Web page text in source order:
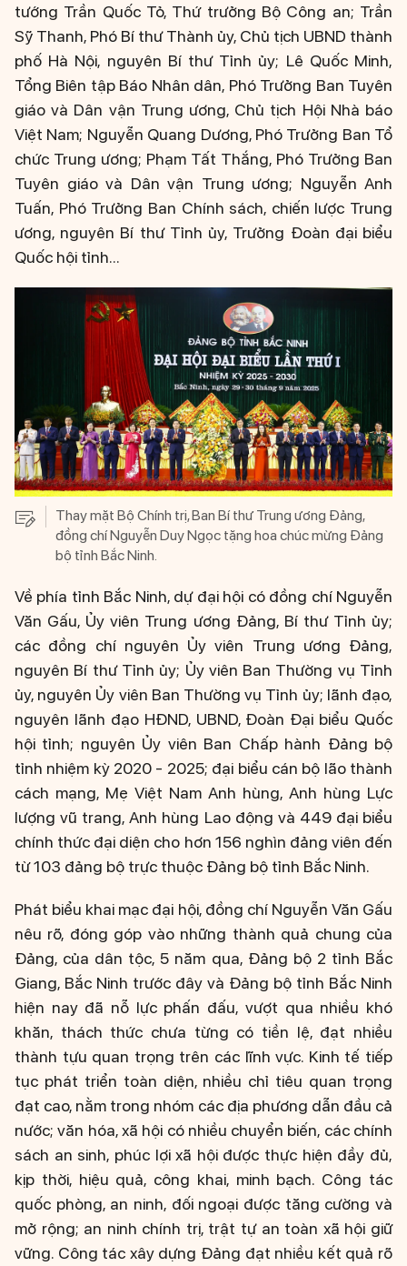
tướng Trần Quốc Tỏ, Thứ trưởng Bộ Công an; Trần
Sỹ Thanh, Phó Bí thư Thành ủy, Chủ tịch UBND thành
phố Hà Nội, nguyên Bí thư Tỉnh ủy; Lê Quốc Minh,
Tổng Biên tập Báo Nhân dân, Phó Trưởng Ban Tuyên
giáo và Dân vận Trung ương, Chủ tịch Hội Nhà báo
Việt Nam; Nguyễn Quang Dương, Phó Trưởng Ban Tổ
chức Trung ương; Phạm Tất Thắng, Phó Trưởng Ban
Tuyên giáo và Dân vận Trung ương; Nguyễn Anh
Tuấn, Phó Trưởng Ban Chính sách, chiến lược Trung
ương, nguyên Bí thư Tỉnh ủy, Trưởng Đoàn đại biểu
Quốc hội tỉnh...
Thay mặt Bộ Chính trị, Ban Bí thư Trung ương Đảng,
đồng chí Nguyễn Duy Ngọc tặng hoa chúc mừng Đảng
bộ tỉnh Bắc Ninh.
Về phía tỉnh Bắc Ninh, dự đại hội có đồng chí Nguyễn
Văn Gấu, Ủy viên Trung ương Đảng, Bí thư Tỉnh ủy;
các đồng chí nguyên Ủy viên Trung ương Đảng,
nguyên Bí thư Tỉnh ủy; Ủy viên Ban Thường vụ Tỉnh
ủy, nguyên Ủy viên Ban Thường vụ Tỉnh ủy; lãnh đạo,
nguyên lãnh đạo HĐND, UBND, Đoàn Đại biểu Quốc
hội tỉnh; nguyên Ủy viên Ban Chấp hành Đảng bộ
tỉnh nhiệm kỳ 2020 - 2025; đại biểu cán bộ lão thành
cách mạng, Mẹ Việt Nam Anh hùng, Anh hùng Lực
lượng vũ trang, Anh hùng Lao động và 449 đại biểu
chính thức đại diện cho hơn 156 nghìn đảng viên đến
từ 103 đảng bộ trực thuộc Đảng bộ tỉnh Bắc Ninh.
Phát biểu khai mạc đại hội, đồng chí Nguyễn Văn Gấu
nêu rõ, đóng góp vào những thành quả chung của
Đảng, của dân tộc, 5 năm qua, Đảng bộ 2 tỉnh Bắc
Giang, Bắc Ninh trước đây và Đảng bộ tỉnh Bắc Ninh
hiện nay đã nỗ lực phấn đấu, vượt qua nhiều khó
khăn, thách thức chưa từng có tiền lệ, đạt nhiều
thành tựu quan trọng trên các lĩnh vực. Kinh tế tiếp
tục phát triển toàn diện, nhiều chỉ tiêu quan trọng
đạt cao, nằm trong nhóm các địa phương dẫn đầu cả
nước; văn hóa, xã hội có nhiều chuyển biến, các chính
sách an sinh, phúc lợi xã hội được thực hiện đầy đủ,
kịp thời, hiệu quả, công khai, minh bạch. Công tác
quốc phòng, an ninh, đối ngoại được tăng cường và
mở rộng; an ninh chính trị, trật tự an toàn xã hội giữ
vững. Công tác xây dựng Đảng đạt nhiều kết quả rõ